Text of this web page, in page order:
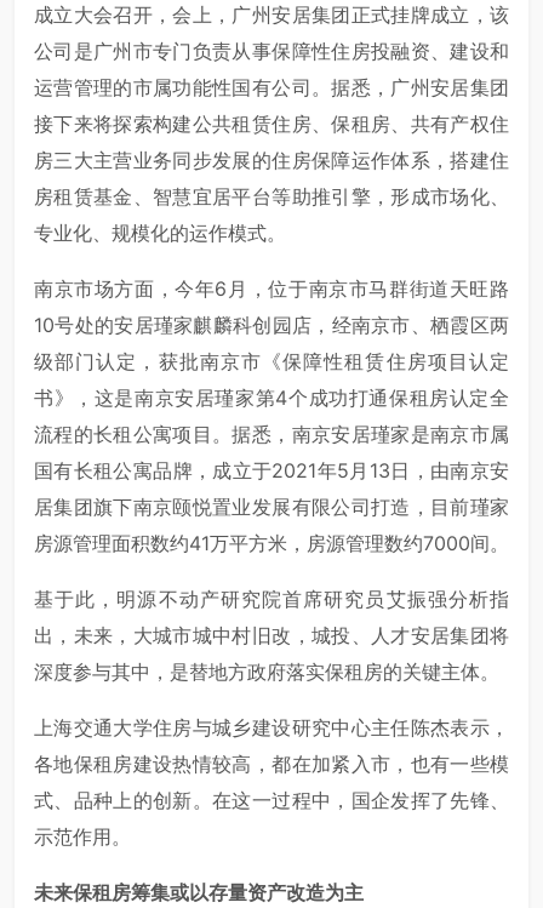
成立大会召开，会上，广州安居集团正式挂牌成立，该
公司是广州市专门负责从事保障性住房投融资、建设和
运营管理的市属功能性国有公司。据悉，广州安居集团
接下来将探索构建公共租赁住房、保租房、共有产权住
房三大主营业务同步发展的住房保障运作体系，搭建住
房租赁基金、智慧宜居平台等助推引擎，形成市场化、
专业化、规模化的运作模式。
南京市场方面，今年6月，位于南京市马群街道天旺路
10号处的安居瑾家麒麟科创园店，经南京市、栖霞区两
级部门认定，获批南京市《保障性租赁住房项目认定
书》，这是南京安居瑾家第4个成功打通保租房认定全
流程的长租公寓项目。据悉，南京安居瑾家是南京市属
国有长租公寓品牌，成立于2021年5月13日，由南京安
居集团旗下南京颐悦置业发展有限公司打造，目前瑾家
房源管理面积数约41万平方米，房源管理数约7000间。
基于此，明源不动产研究院首席研究员艾振强分析指
出，未来，大城市城中村旧改，城投、人才安居集团将
深度参与其中，是替地方政府落实保租房的关键主体。
上海交通大学住房与城乡建设研究中心主任陈杰表示，
各地保租房建设热情较高，都在加紧入市，也有一些模
式、品种上的创新。在这一过程中，国企发挥了先锋、
示范作用。
未来保租房筹集或以存量资产改造为主